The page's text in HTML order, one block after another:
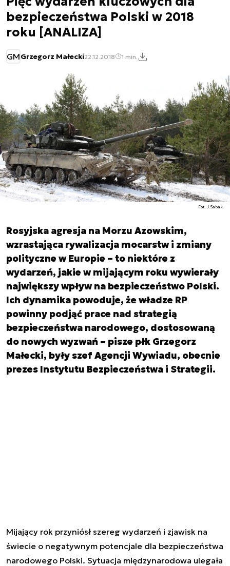
bezpieczeństwa Polski w 2018
roku [ANALIZA]
GMGrzegorz Małecki22.12.2018 1 min.
Fot. J.Sabak
Rosyjska agresja na Morzu Azowskim,
wzrastająca rywalizacja mocarstw i zmiany
polityczne w Europie – to niektóre z
wydarzeń, jakie w mijającym roku wywierały
największy wpływ na bezpieczeństwo Polski.
Ich dynamika powoduje, że władze RP
powinny podjąć prace nad strategią
bezpieczeństwa narodowego, dostosowaną
do nowych wyzwań – pisze płk Grzegorz
Małecki, były szef Agencji Wywiadu, obecnie
prezes Instytutu Bezpieczeństwa i Strategii.
Mijający rok przyniósł szereg wydarzeń i zjawisk na
świecie o negatywnym potencjale dla bezpieczeństwa
narodowego Polski. Sytuacja międzynarodowa ulegała